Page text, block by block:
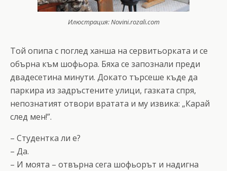
Илюстрация: Novini.rozali.com
Той опипа с поглед ханша на сервитьорката и се
обърна към шофьора. Бяха се запознали преди
двадесетина минути. Докато търсеше къде да
паркира из задръстените улици, газката спря,
непознатият отвори вратата и му извика: „Карай
след мен!”.
– Студентка ли е?
– Да.
– И моята – отвърна сега шофьорът и надигна